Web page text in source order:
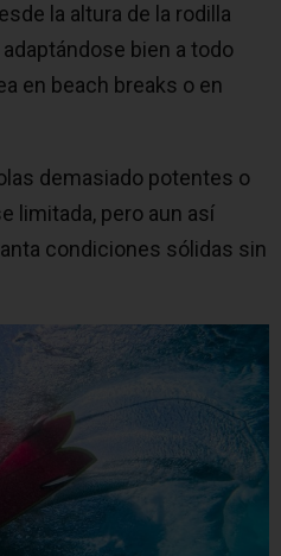
la altura de la rodilla
bien a todo
en beach breaks o en
demasiado potentes o
limitada, pero aun así
condiciones sólidas sin